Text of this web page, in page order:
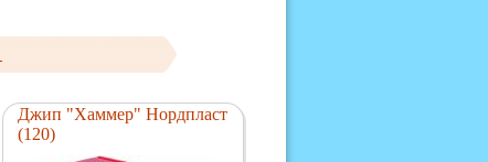
Джип "Хаммер" Нордпласт
(120)